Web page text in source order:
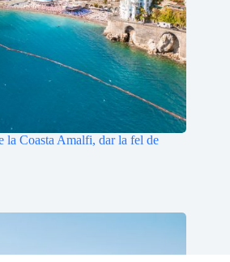
la Coasta Amalfi, dar la fel de